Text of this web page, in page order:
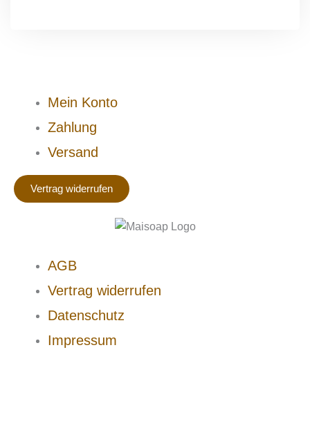
Mein Konto
Zahlung
Versand
Vertrag widerrufen
AGB
Vertrag widerrufen
Datenschutz
Impressum